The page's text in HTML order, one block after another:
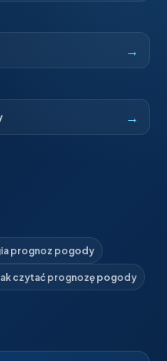
→
→
prognoz pogody
czytać prognozę pogody